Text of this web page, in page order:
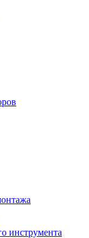
инструмента